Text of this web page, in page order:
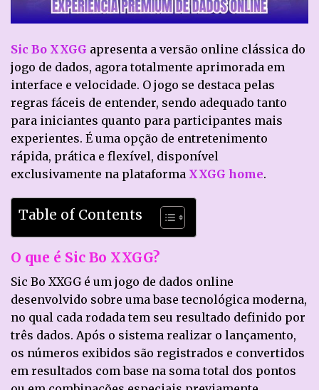
Sic Bo XXGG apresenta a versão online clássica do
jogo de dados, agora totalmente aprimorada em
interface e velocidade. O jogo se destaca pelas
regras fáceis de entender, sendo adequado tanto
para iniciantes quanto para participantes mais
experientes. É uma opção de entretenimento
rápida, prática e flexível, disponível
exclusivamente na plataforma XXGG home.
Table of Contents
O que é Sic Bo XXGG?
Sic Bo XXGG é um jogo de dados online
desenvolvido sobre uma base tecnológica moderna,
no qual cada rodada tem seu resultado definido por
três dados. Após o sistema realizar o lançamento,
os números exibidos são registrados e convertidos
em resultados com base na soma total dos pontos